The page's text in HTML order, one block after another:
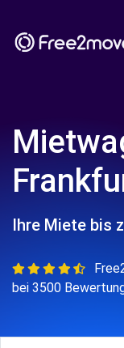
Ihre Miete bis
bei 3500